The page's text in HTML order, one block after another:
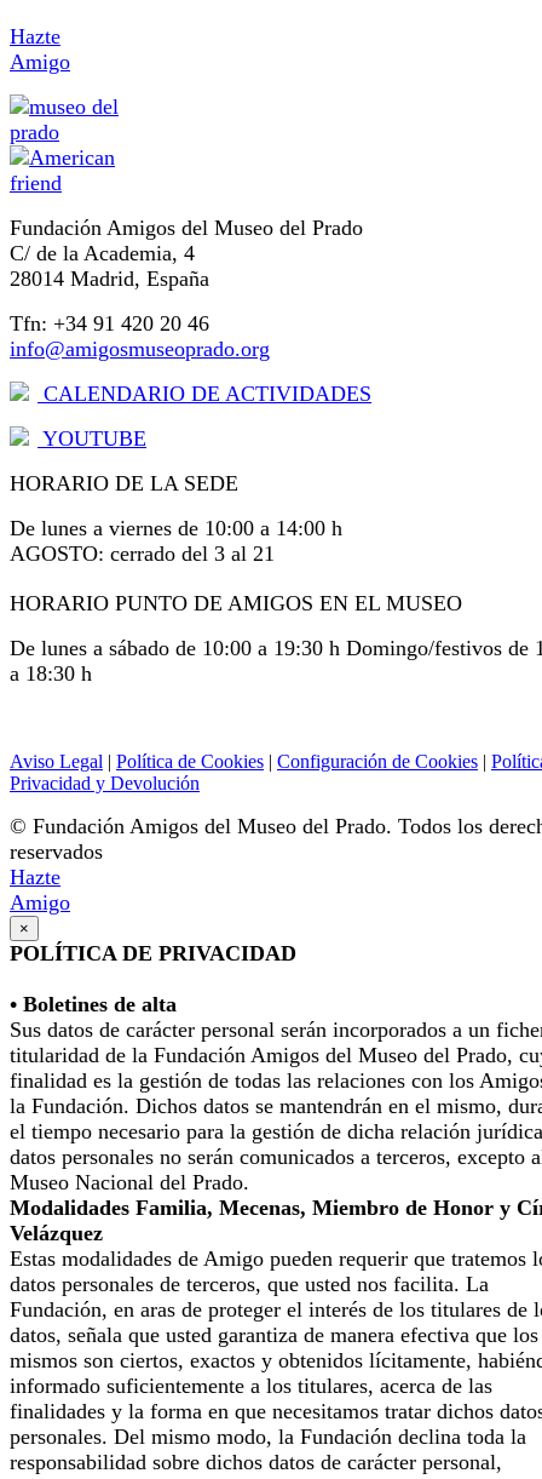
Hazte
Amigo
Fundación Amigos del Museo del Prado
C/ de la Academia, 4
28014 Madrid, España
Tfn: +34 91 420 20 46
info@amigosmuseoprado.org
CALENDARIO DE ACTIVIDADES
YOUTUBE
HORARIO DE LA SEDE
De lunes a viernes de 10:00 a 14:00 h
AGOSTO: cerrado del 3 al 21
HORARIO PUNTO DE AMIGOS EN EL MUSEO
De lunes a sábado de 10:00 a 19:30 h Domingo/festivos de
a 18:30 h
Aviso Legal | Política de Cookies | Configuración de Cookies |
Privacidad y Devolución
© Fundación Amigos del Museo del Prado. Todos los
reservados
Hazte
Amigo
×
POLÍTICA DE PRIVACIDAD
• Boletines de alta
Sus datos de carácter personal serán incorporados a un
titularidad de la Fundación Amigos del Museo del Prado,
finalidad es la gestión de todas las relaciones con los
la Fundación. Dichos datos se mantendrán en el mismo,
el tiempo necesario para la gestión de dicha relación
datos personales no serán comunicados a terceros, excepto
Museo Nacional del Prado.
Modalidades Familia, Mecenas, Miembro de Honor y
Velázquez
Estas modalidades de Amigo pueden requerir que tratemos
datos personales de terceros, que usted nos facilita. La
Fundación, en aras de proteger el interés de los titulares de
datos, señala que usted garantiza de manera efectiva que los
mismos son ciertos, exactos y obtenidos lícitamente,
informado suficientemente a los titulares, acerca de las
finalidades y la forma en que necesitamos tratar dichos
personales. Del mismo modo, la Fundación declina toda la
responsabilidad sobre dichos datos de carácter personal,